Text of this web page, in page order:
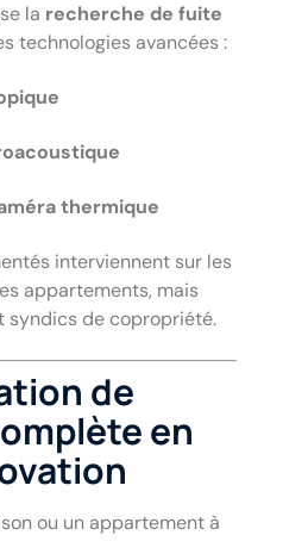
la recherche de fuite
technologies avancées :
thermique
interviennent sur les
appartements, mais
syndics de copropriété.
de
en
ou un appartement à